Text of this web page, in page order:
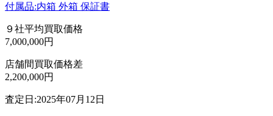
付属品:内箱 外箱 保証書
９社平均買取価格
7,000,000円
店舗間買取価格差
2,200,000円
査定日:2025年07月12日